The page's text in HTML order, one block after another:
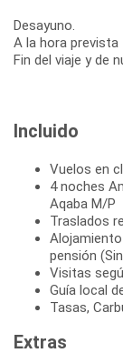
Desayuno.
A la hora prevista
Fin del viaje y de
Incluido
Vuelos en
4 noches
Aqaba M/P
Traslados
pensión
Visitas
Guía local
Tasas,
Extras